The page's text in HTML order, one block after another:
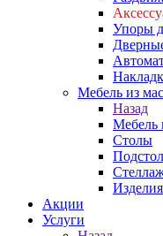
Упоры
Мебель из
Назад
Мебель
Столы
Акции
Услуги